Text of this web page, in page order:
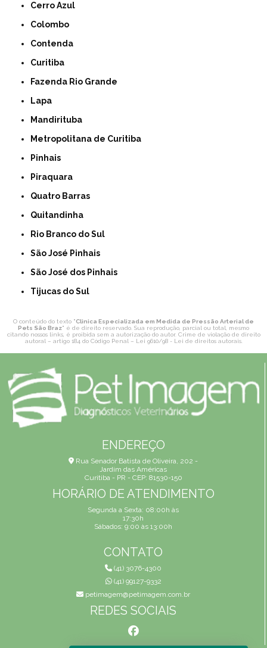
Cerro Azul
Colombo
Contenda
Curitiba
Fazenda Rio Grande
Lapa
Mandirituba
Metropolitana de Curitiba
Pinhais
Piraquara
Quatro Barras
Quitandinha
Rio Branco do Sul
São José Pinhais
São José dos Pinhais
Tijucas do Sul
O conteúdo do texto "Clinica Especializada em Medida de Pressão Arterial de
Pets São Braz" é de direito reservado. Sua reprodução, parcial ou total, mesmo
citando nossos links, é proibida sem a autorização do autor. Crime de violação de direito
autoral – artigo 184 do Código Penal – Lei 9610/98 - Lei de direitos autorais.
ENDEREÇO
Rua Senador Batista de Oliveira, 202 -
Jardim das Américas
Curitiba - PR - CEP: 81530-150
HORÁRIO DE ATENDIMENTO
Segunda a Sexta: 08:00h às
17:30h
Sábados: 9:00 às 13:00h
CONTATO
(41) 3076-4300
(41) 99127-9332
petimagem@petimagem.com.br
REDES SOCIAIS